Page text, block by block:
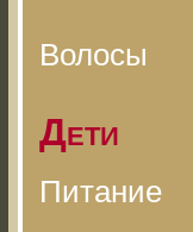
Волосы
Дети
Питание